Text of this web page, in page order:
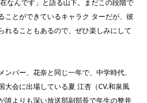
なんです」と語る山下。まだこの段階で
ことができているキャラク ターだが、彼
れることもあるので、ぜひ楽しみにして
ンバー、花奈と同じ一年で、中学時代、
大会に出場している夏 江杏（CV.和泉風
誰よりも深い放送部副部長で年生の整井